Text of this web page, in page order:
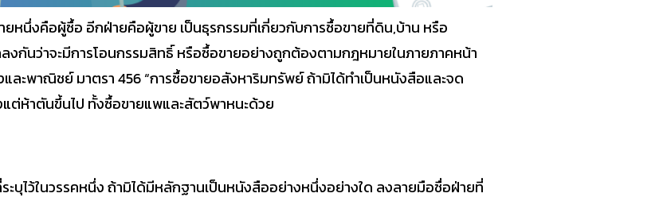
คือผู้ซื้อ อีกฝ่ายคือผู้ขาย เป็นธุรกรรมที่เกี่ยวกับการซื้อขายที่ดิน,บ้าน หรือ
นว่าจะมีการโอนกรรมสิทธิ์ หรือซื้อขายอย่างถูกต้องตามกฎหมายในภายภาคหน้า
พาณิชย์ มาตรา 456 “การซื้อขายอสังหาริมทรัพย์ ถ้ามิได้ทำเป็นหนังสือและจด
แต่ห้าตันขึ้นไป ทั้งซื้อขายแพและสัตว์พาหนะด้วย
ในวรรคหนึ่ง ถ้ามิได้มีหลักฐานเป็นหนังสืออย่างหนึ่งอย่างใด ลงลายมือชื่อฝ่ายที่